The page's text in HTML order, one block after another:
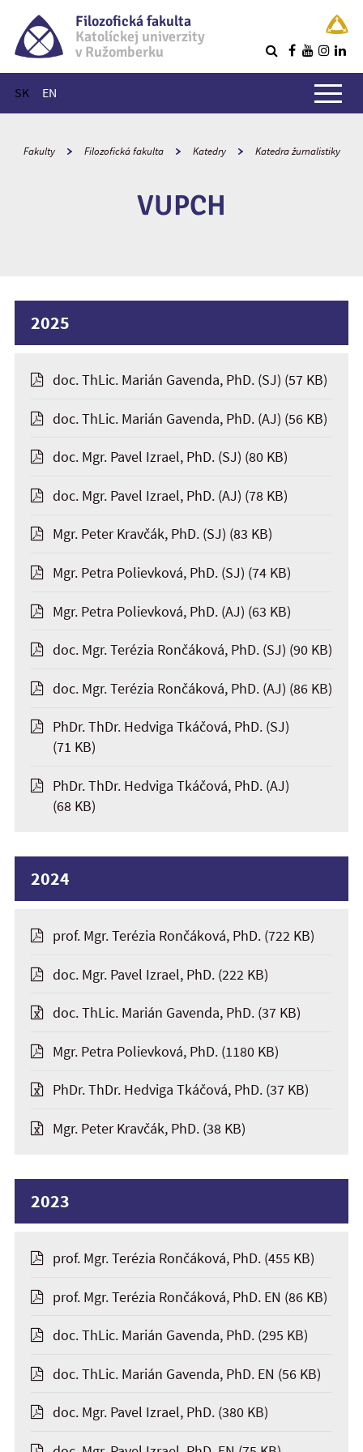
Filozofická fakulta
Katolíckej univerzity
v Ružomberku
SK EN
Hlavné menu
Fakulty Filozofická fakulta Katedry Katedra žurnalistiky
VUPCH
2025
doc. ThLic. Marián Gavenda, PhD. (SJ) (57 KB)
doc. ThLic. Marián Gavenda, PhD. (AJ) (56 KB)
doc. Mgr. Pavel Izrael, PhD. (SJ) (80 KB)
doc. Mgr. Pavel Izrael, PhD. (AJ) (78 KB)
Mgr. Peter Kravčák, PhD. (SJ) (83 KB)
Mgr. Petra Polievková, PhD. (SJ) (74 KB)
Mgr. Petra Polievková, PhD. (AJ) (63 KB)
doc. Mgr. Terézia Rončáková, PhD. (SJ) (90 KB)
doc. Mgr. Terézia Rončáková, PhD. (AJ) (86 KB)
PhDr. ThDr. Hedviga Tkáčová, PhD. (SJ)
(71 KB)
PhDr. ThDr. Hedviga Tkáčová, PhD. (AJ)
(68 KB)
2024
prof. Mgr. Terézia Rončáková, PhD. (722 KB)
doc. Mgr. Pavel Izrael, PhD. (222 KB)
doc. ThLic. Marián Gavenda, PhD. (37 KB)
Mgr. Petra Polievková, PhD. (1180 KB)
PhDr. ThDr. Hedviga Tkáčová, PhD. (37 KB)
Mgr. Peter Kravčák, PhD. (38 KB)
2023
prof. Mgr. Terézia Rončáková, PhD. (455 KB)
prof. Mgr. Terézia Rončáková, PhD. EN (86 KB)
doc. ThLic. Marián Gavenda, PhD. (295 KB)
doc. ThLic. Marián Gavenda, PhD. EN (56 KB)
doc. Mgr. Pavel Izrael, PhD. (380 KB)